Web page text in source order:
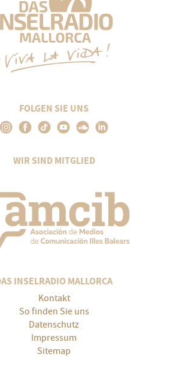
FOLGEN SIE UNS
WIR SIND MITGLIED
INSELRADIO MALLORCA
Kontakt
So finden Sie uns
Datenschutz
Impressum
Sitemap